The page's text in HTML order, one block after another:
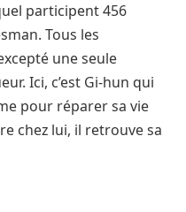
participent 456
Tous les
une seule
Ici, c’est Gi-hun qui
pour réparer sa vie
chez lui, il retrouve sa